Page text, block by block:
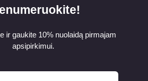
ir gaukite 10% nuolaidą pirmajam
apsipirkimui.